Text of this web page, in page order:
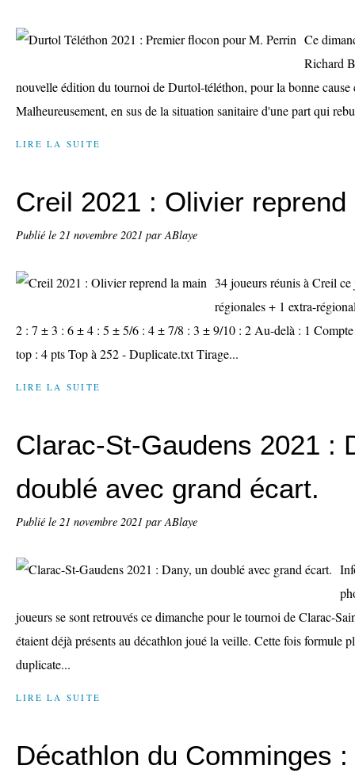
Ce
Richard
nouvelle édition du tournoi de Durtol-téléthon, pour la bonne
Malheureusement, en sus de la situation sanitaire d'une part qui
LIRE LA SUITE
Creil 2021 : Olivier reprend
Publié le 21 novembre 2021 par ABlaye
34 joueurs réunis à Creil
régionales + 1 extra-
2 : 7 ± 3 : 6 ± 4 : 5 ± 5/6 : 4 ± 7/8 : 3 ± 9/10 : 2 Au-delà : 1
top : 4 pts Top à 252 - Duplicate.txt Tirage...
LIRE LA SUITE
Clarac-St-Gaudens 2021 :
doublé avec grand écart.
Publié le 21 novembre 2021 par ABlaye
joueurs se sont retrouvés ce dimanche pour le tournoi de Clarac-
étaient déjà présents au décathlon joué la veille. Cette fois formule
duplicate...
LIRE LA SUITE
Décathlon du Comminges